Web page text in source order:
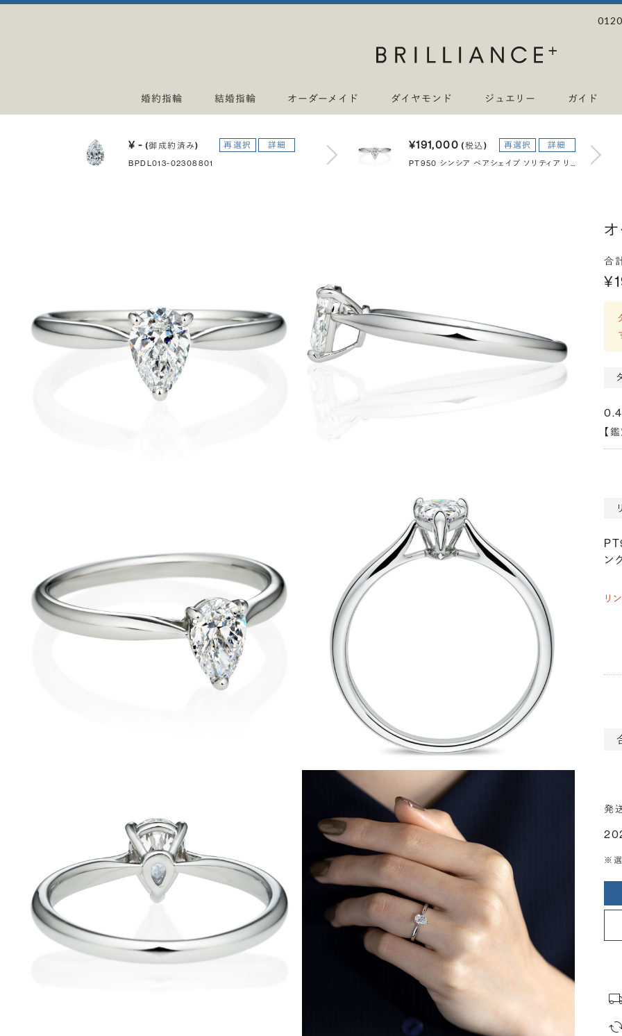
婚約指輪 結婚指輪 オーダーメイド ダイヤモンド ジュエリー ガイド
¥ -(御成約済み) 再選択 詳細
BPDL013-02308801
¥191,000(税込) 再選択 詳細
PT950 シンシア ペアシェイプ ソリティア リング 0.5ct
合
【
ン
リ
発
※選